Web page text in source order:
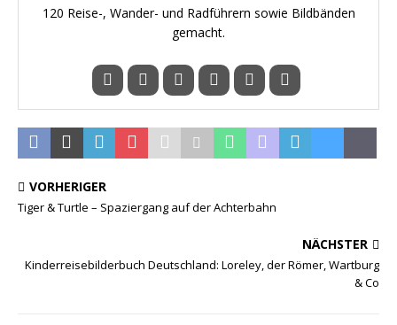
120 Reise-, Wander- und Radführern sowie Bildbänden
gemacht.
VORHERIGER
Tiger & Turtle – Spaziergang auf der Achterbahn
NÄCHSTER
Kinderreisebilderbuch Deutschland: Loreley, der Römer, Wartburg
& Co